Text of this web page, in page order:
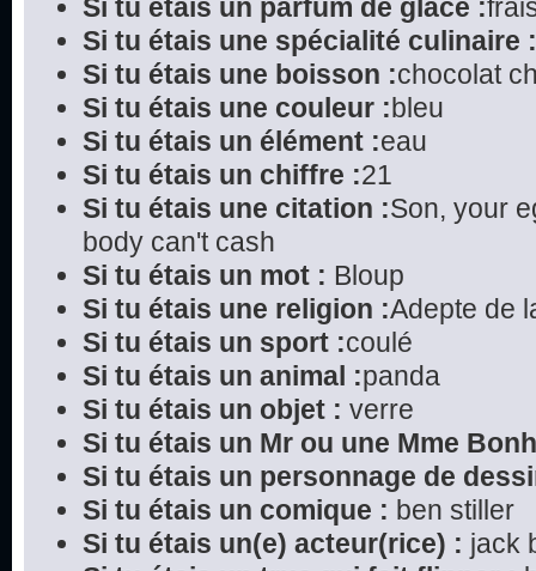
Si tu étais un parfum de glace :
Si tu étais une spécialité culinaire :
Si tu étais une boisson :chocolat
Si tu étais une couleur :bleu
Si tu étais un élément :eau
Si tu étais un chiffre :21
Si tu étais une citation :Son, your
body can't cash
Si tu étais un mot : Bloup
Si tu étais une religion :Adepte de
Si tu étais un sport :coulé
Si tu étais un animal :panda
Si tu étais un objet : verre
Si tu étais un Mr ou une Mme
Si tu étais un personnage de
Si tu étais un comique : ben stiller
Si tu étais un(e) acteur(rice) : jack